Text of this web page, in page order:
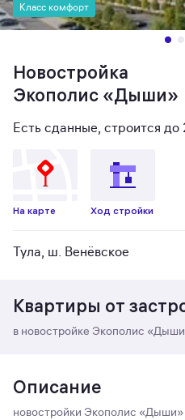
Класс комфорт
Новостройка
Экополис «‎Дыши»
Есть сданные, строится до
На карте Ход стройки
Тула, ш. Венёвское
Квартиры от
в новостройке Экополис
Описание
новостройки Экополис «‎Дыши»